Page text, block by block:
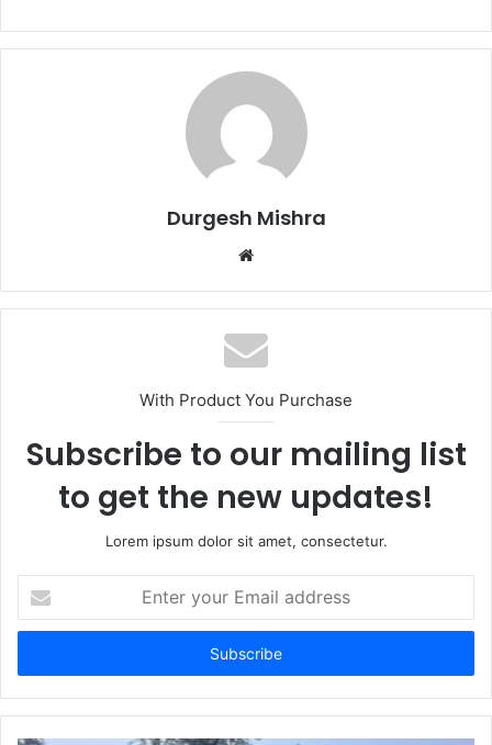
Durgesh Mishra
Website
With Product You Purchase
Subscribe to our mailing list
to get the new updates!
Lorem ipsum dolor sit amet, consectetur.
your
Email